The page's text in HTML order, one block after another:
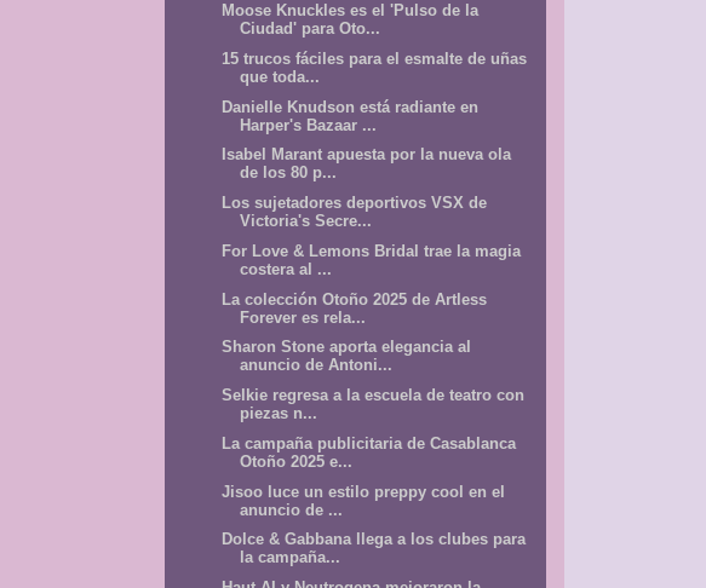
Moose Knuckles es el 'Pulso de la
Ciudad' para Oto...
15 trucos fáciles para el esmalte de uñas
que toda...
Danielle Knudson está radiante en
Harper's Bazaar ...
Isabel Marant apuesta por la nueva ola
de los 80 p...
Los sujetadores deportivos VSX de
Victoria's Secre...
For Love & Lemons Bridal trae la magia
costera al ...
La colección Otoño 2025 de Artless
Forever es rela...
Sharon Stone aporta elegancia al
anuncio de Antoni...
Selkie regresa a la escuela de teatro con
piezas n...
La campaña publicitaria de Casablanca
Otoño 2025 e...
Jisoo luce un estilo preppy cool en el
anuncio de ...
Dolce & Gabbana llega a los clubes para
la campaña...